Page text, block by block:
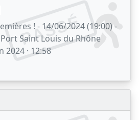
PASSÉ
! - 14/06/2024 (19:00) -
Saint Louis du Rhône
2024 · 12:58